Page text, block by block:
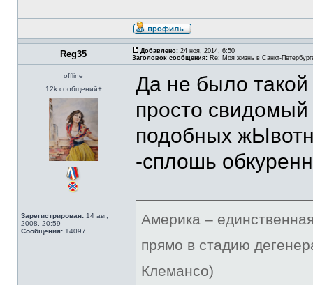
Reg35 Добавлено: 24 ноя, 2014, 6:50
Заголовок сообщения: Re: Моя жизнь в Санкт-
offline
12k сообщений+
Зарегистрирован: 14 авг,
2008, 20:59
Сообщения: 14097
Да не было такой
просто
подобных
-сплошь
Америка –
прямо в стадию
Клемансо)